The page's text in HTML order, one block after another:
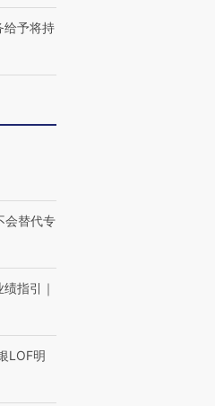
雨 3小时累计雨量超80毫
米
【商旅对话】华住集团
给予将持
会替代专
指引｜
LOF明